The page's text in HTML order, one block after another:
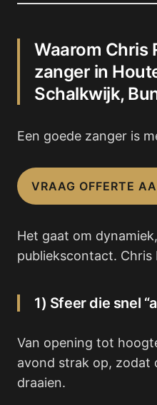
Waarom Chris
zanger in
Schalkwijk,
Een goede zanger is
VRAAG OFFERTE
Het gaat om
publiekscontact. Chris
1) Sfeer die snel
Van opening tot
avond strak op, zodat
draaien.